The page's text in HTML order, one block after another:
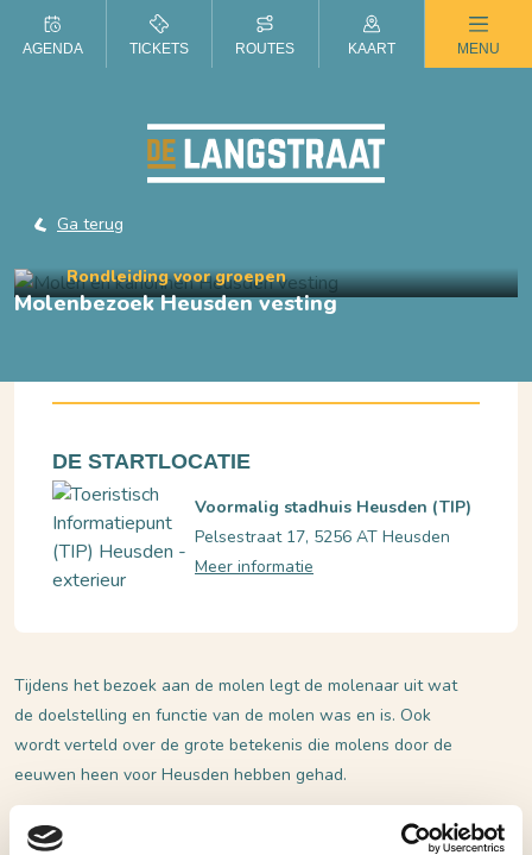
ZOMER IN DE LANGSTRAAT
Ga terug
Rondleiding voor groepen
Molenbezoek Heusden vesting
Tijdens het bezoek aan de molen legt de molenaar uit wat
de doelstelling en functie van de molen was en is. Ook
wordt verteld over de grote betekenis die molens door de
eeuwen heen voor Heusden hebben gehad.
Duur: +/- 45 minuten
DE STARTLOCATIE
Voormalig stadhuis Heusden (TIP)
Pelsestraat 17, 5256 AT Heusden
Meer informatie
AGENDA TICKETS ROUTES KAART MENU